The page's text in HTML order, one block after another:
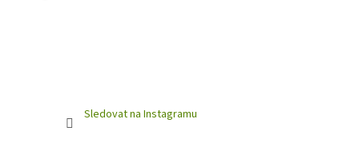
Sledovat na Instagramu